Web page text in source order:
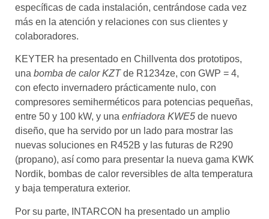
específicas de cada instalación, centrándose cada vez
más en la atención y relaciones con sus clientes y
colaboradores.
KEYTER ha presentado en Chillventa dos prototipos,
una bomba de calor KZTde R1234ze, con GWP = 4,
con efecto invernadero prácticamente nulo, con
compresores semiherméticos para potencias pequeñas,
entre 50 y 100 kW, y una enfriadora KWE5 de nuevo
diseño, que ha servido por un lado para mostrar las
nuevas soluciones en R452B y las futuras de R290
(propano), así como para presentar la nueva gama KWK
Nordik, bombas de calor reversibles de alta temperatura
y baja temperatura exterior.
Por su parte, INTARCON ha presentado un amplio